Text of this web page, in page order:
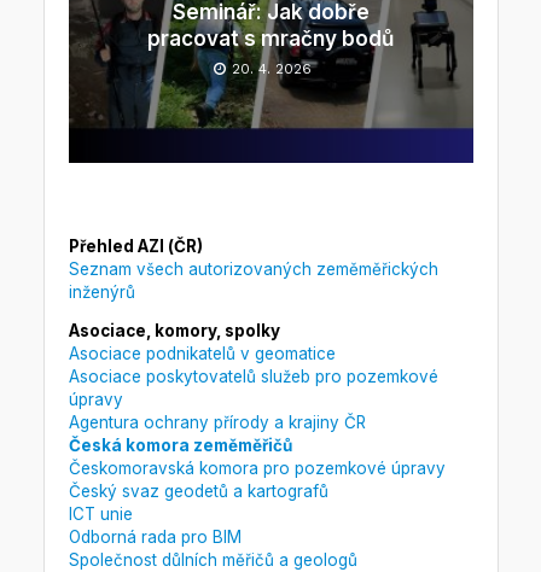
Seminář: Jak dobře
pracovat s mračny bodů
20. 4. 2026
Přehled AZI (ČR)
Seznam všech autorizovaných zeměměřických
inženýrů
Asociace, komory, spolky
Asociace podnikatelů v geomatice
Asociace poskytovatelů služeb pro pozemkové
úpravy
Agentura ochrany přírody a krajiny ČR
Česká komora zeměměřičů
Českomoravská komora pro pozemkové úpravy
Český svaz geodetů a kartografů
ICT unie
Odborná rada pro BIM
Společnost důlních měřičů a geologů